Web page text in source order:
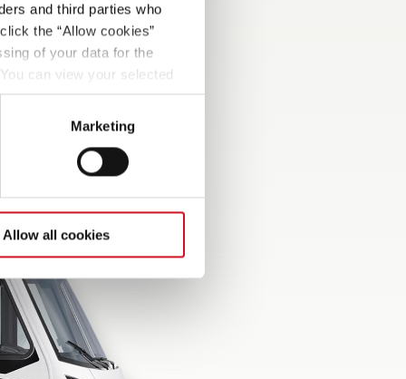
and third parties who
the “Allow cookies”
of your data for the
can view your selected
at the bottom left of
Marketing
Allow all cookies